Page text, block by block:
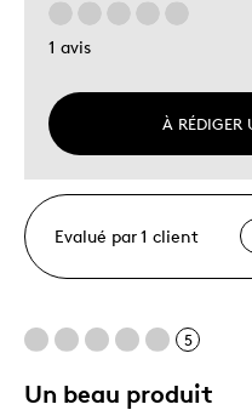
1 avis
À RÉDIGER
Evalué par 1 client
5
Un beau produit